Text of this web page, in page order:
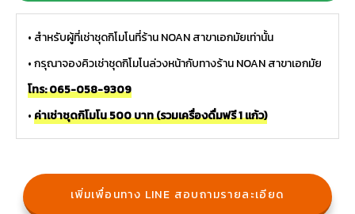
• สำหรับผู้ที่เช่าชุดกิโมโนที่ร้าน NOAN สาขาเอกมัยเท่านั้น
• กรุณาจองคิวเช่าชุดกิโมโนล่วงหน้ากับทางร้าน NOAN สาขาเอกมัย
โทร: 065-058-9309
•ค่าเช่าชุดกิโมโน 500 บาท (รวมเครื่องดื่มฟรี 1 แก้ว)
เพิ่มเพื่อนทาง LINE สอบถามรายละเอียด